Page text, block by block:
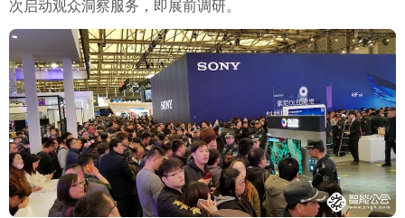
次启动观众洞察服务，即展前调研。